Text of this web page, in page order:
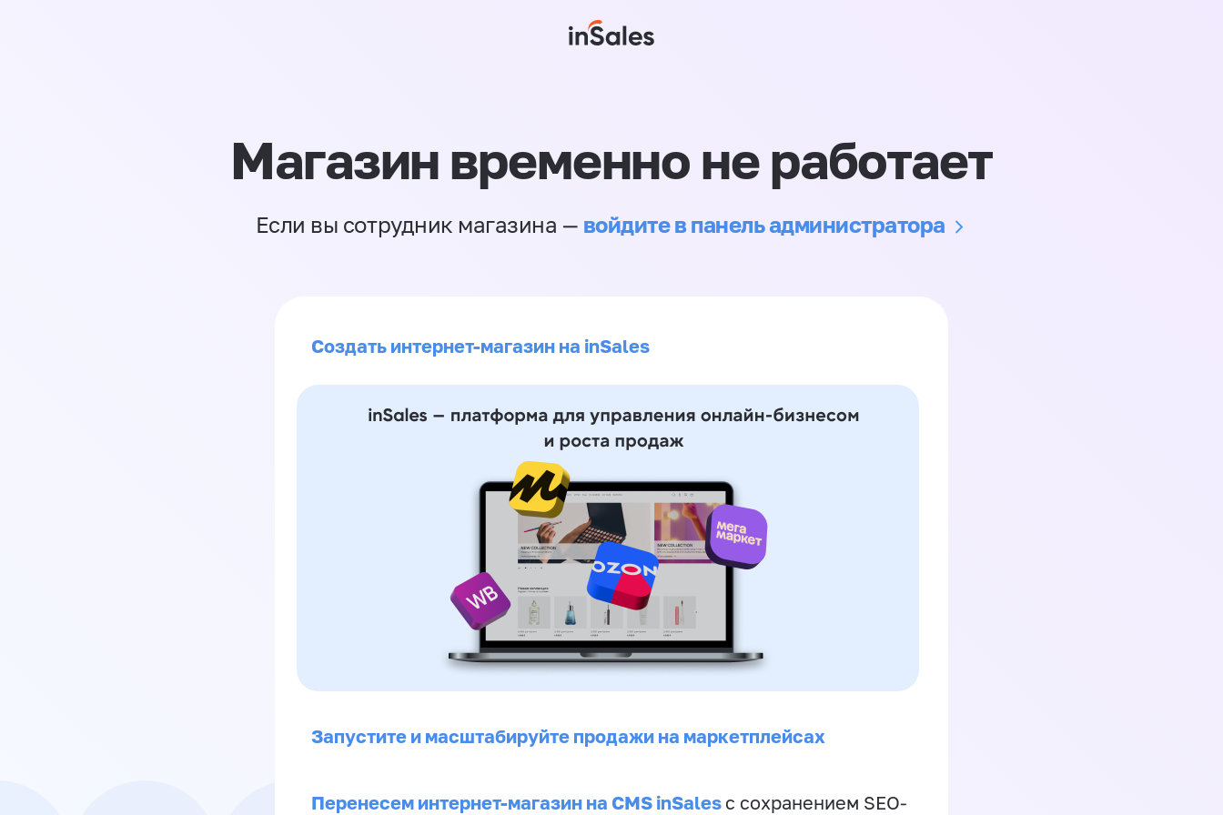
Магазин временно не работает
Если вы сотрудник магазина — войдите в панель администратора
Создать интернет-магазин на inSales
Запустите и масштабируйте продажи на маркетплейсах
Перенесем интернет-магазин на CMS inSales с сохранением SEO-